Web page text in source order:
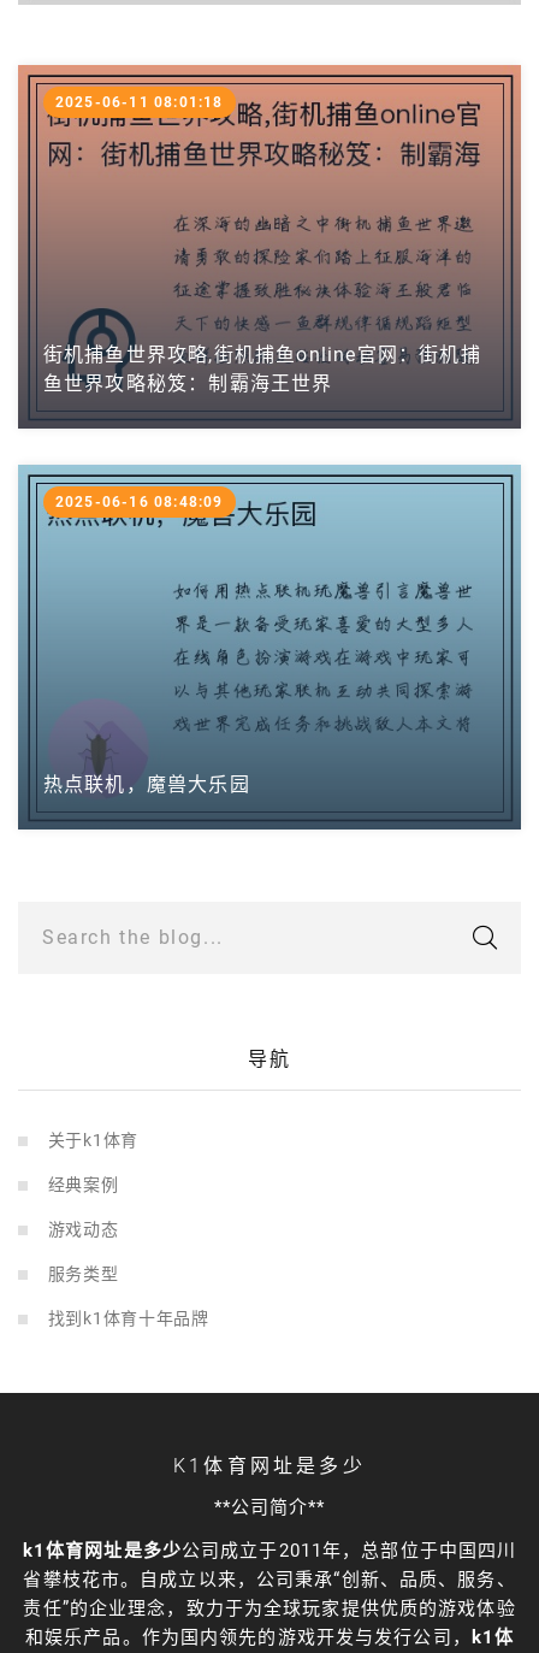
街机捕鱼世界攻略,街机捕鱼online官网：街机捕
鱼世界攻略秘笈：制霸海王世界
2025-06-11 08:01:18
热点联机，魔兽大乐园
2025-06-16 08:48:09
Search the blog...
导航
关于k1体育
经典案例
游戏动态
服务类型
找到k1体育十年品牌
K1体育网址是多少
**公司简介**
k1体育网址是多少公司成立于2011年，总部位于中国四川
省攀枝花市。自成立以来，公司秉承“创新、品质、服务、
责任”的企业理念，致力于为全球玩家提供优质的游戏体验
和娱乐产品。作为国内领先的游戏开发与发行公司，
k1体